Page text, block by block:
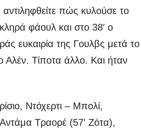
πώς κυλούσε το
φάουλ και στο 38′ ο
ευκαιρία της Γουλβς μετά το
Τίποτα άλλο. Και ήταν
Ντόχερτι – Μπολί,
Τραορέ (57′ Ζότα),